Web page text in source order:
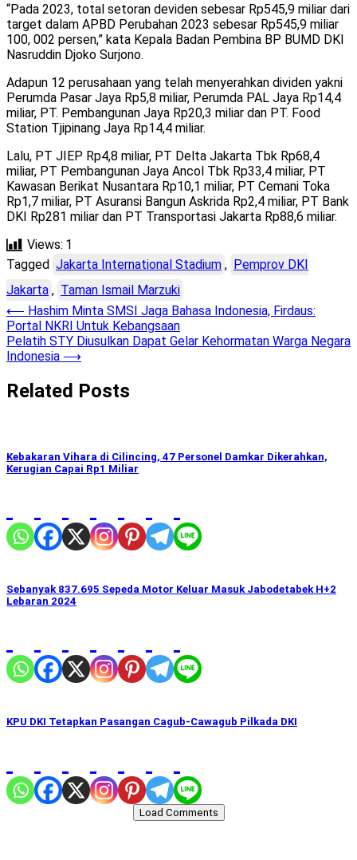
“Pada 2023, total setoran deviden sebesar Rp545,9 miliar dari
target dalam APBD Perubahan 2023 sebesar Rp545,9 miliar
100, 002 persen,” kata Kepala Badan Pembina BP BUMD DKI
Nasruddin Djoko Surjono.
Adapun 12 perusahaan yang telah menyerahkan dividen yakni
Perumda Pasar Jaya Rp5,8 miliar, Perumda PAL Jaya Rp14,4
miliar, PT. Pembangunan Jaya Rp20,3 miliar dan PT. Food
Station Tjipinang Jaya Rp14,4 miliar.
Lalu, PT JIEP Rp4,8 miliar, PT Delta Jakarta Tbk Rp68,4
miliar, PT Pembangunan Jaya Ancol Tbk Rp33,4 miliar, PT
Kawasan Berikat Nusantara Rp10,1 miliar, PT Cemani Toka
Rp1,7 miliar, PT Asuransi Bangun Askrida Rp2,4 miliar, PT Bank
DKI Rp281 miliar dan PT Transportasi Jakarta Rp88,6 miliar.
Views: 1
Tagged Jakarta International Stadium , Pemprov DKI
Jakarta , Taman Ismail Marzuki
Post
navigation
⟵ Hashim Minta SMSI Jaga Bahasa Indonesia, Firdaus:
Portal NKRI Untuk Kebangsaan
Pelatih STY Diusulkan Dapat Gelar Kehormatan Warga Negara
Indonesia ⟶
Related Posts
Kebakaran Vihara di Cilincing, 47 Personel Damkar Dikerahkan,
Kerugian Capai Rp1 Miliar
Sebanyak 837.695 Sepeda Motor Keluar Masuk Jabodetabek H+2
Lebaran 2024
KPU DKI Tetapkan Pasangan Cagub-Cawagub Pilkada DKI
Load Comments